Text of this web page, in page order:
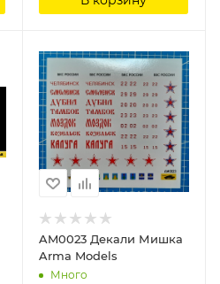
AM0023 Декали Мишка
Arma Models
Много